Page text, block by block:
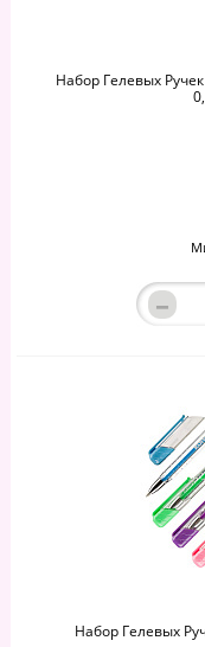
Набор Гелевых
–
Набор Гелевых